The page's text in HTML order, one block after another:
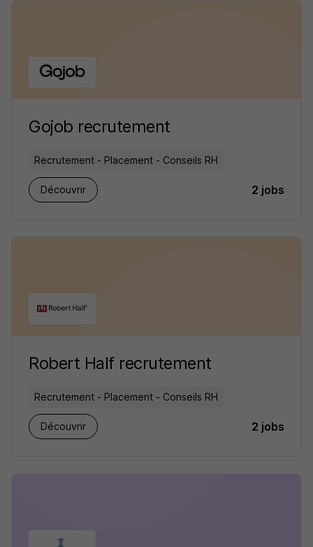
Gojob recrutement
Recrutement - Placement - Conseils RH
Découvrir 2 jobs
Robert Half recrutement
Recrutement - Placement - Conseils RH
Découvrir 2 jobs